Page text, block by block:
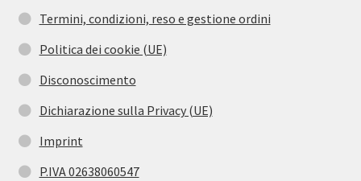
Termini, condizioni, reso e gestione ordini
Politica dei cookie (UE)
Disconoscimento
Dichiarazione sulla Privacy (UE)
Imprint
P.IVA 02638060547